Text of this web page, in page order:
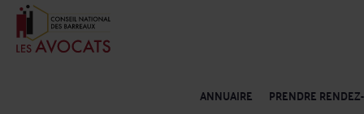
ANNUAIRE PRENDRE